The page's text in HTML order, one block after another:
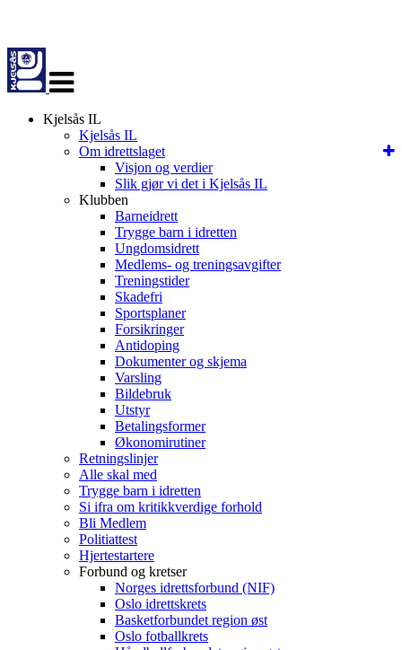
navigasjon
Kjelsås IL
Kjelsås IL
Om idrettslaget
Visjon og verdier
Slik gjør vi det i Kjelsås IL
Klubben
Barneidrett
Trygge barn i idretten
Ungdomsidrett
Medlems- og treningsavgifter
Treningstider
Skadefri
Sportsplaner
Forsikringer
Antidoping
Dokumenter og skjema
Varsling
Bildebruk
Utstyr
Betalingsformer
Økonomirutiner
Retningslinjer
Alle skal med
Trygge barn i idretten
Si ifra om kritikkverdige forhold
Bli Medlem
Politiattest
Hjertestartere
Forbund og kretser
Norges idrettsforbund (NIF)
Oslo idrettskrets
Basketforbundet region øst
Oslo fotballkrets